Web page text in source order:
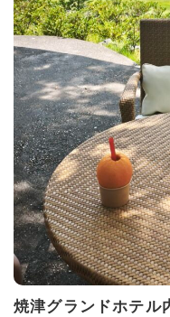
焼津グランドホテル